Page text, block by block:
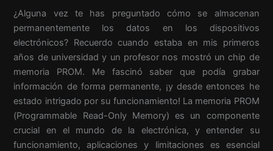
¿Alguna vez te has preguntado cómo se almacenan
permanentemente los datos en los dispositivos
electrónicos? Recuerdo cuando estaba en mis primeros
años de universidad y un profesor nos mostró un chip de
memoria PROM. Me fascinó saber que podía grabar
información de forma permanente, ¡y desde entonces he
estado intrigado por su funcionamiento! La memoria PROM
(Programmable Read-Only Memory) es un componente
crucial en el mundo de la electrónica, y entender su
funcionamiento, aplicaciones y limitaciones es esencial